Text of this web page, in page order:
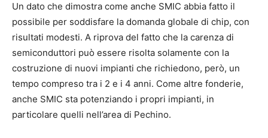
Un dato che dimostra come anche SMIC abbia fatto il
possibile per soddisfare la domanda globale di chip, con
risultati modesti. A riprova del fatto che la carenza di
semiconduttori può essere risolta solamente con la
costruzione di nuovi impianti che richiedono, però, un
tempo compreso tra i 2 e i 4 anni. Come altre fonderie,
anche SMIC sta potenziando i propri impianti, in
particolare quelli nell’area di Pechino.